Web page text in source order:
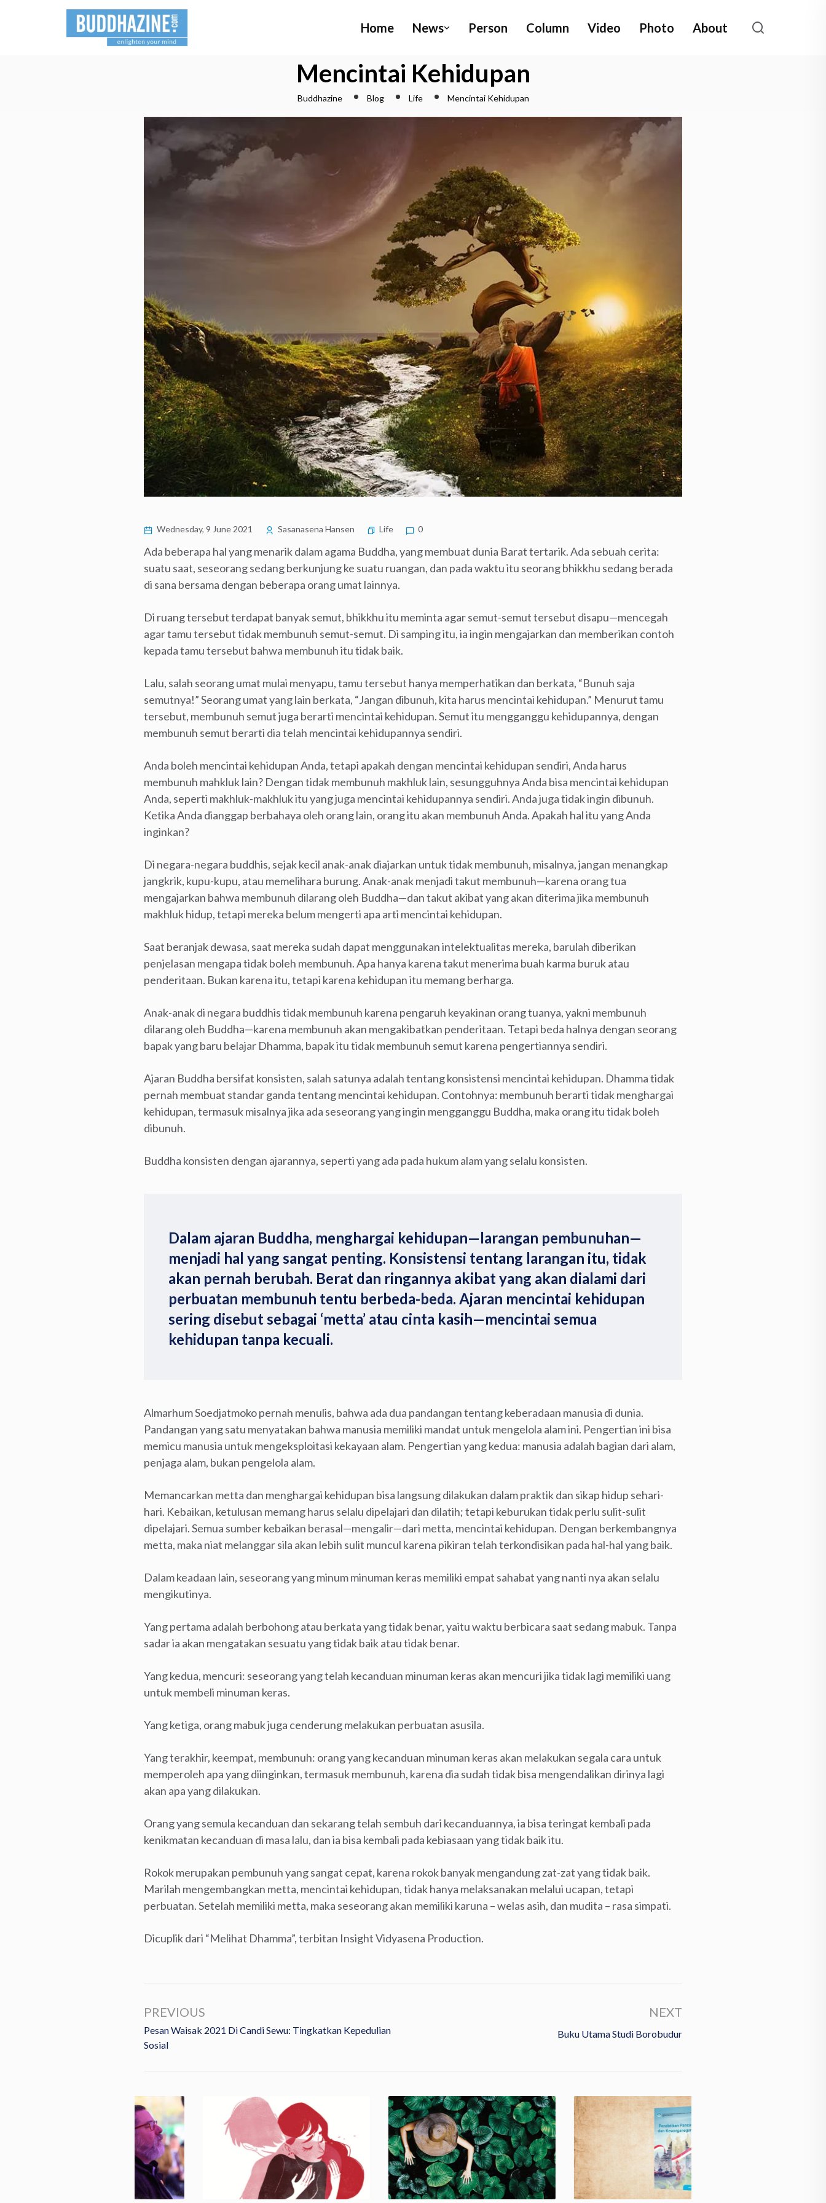
Home News Person Column Video Photo About
Mencintai Kehidupan
Buddhazine Blog Life Mencintai Kehidupan
Wednesday, 9 June 2021 Sasanasena Hansen Life 0
Ada beberapa hal yang menarik dalam agama Buddha, yang membuat dunia Barat tertarik. Ada sebuah cerita:
suatu saat, seseorang sedang berkunjung ke suatu ruangan, dan pada waktu itu seorang bhikkhu sedang berada
di sana bersama dengan beberapa orang umat lainnya.
Di ruang tersebut terdapat banyak semut, bhikkhu itu meminta agar semut-semut tersebut disapu—mencegah
agar tamu tersebut tidak membunuh semut-semut. Di samping itu, ia ingin mengajarkan dan memberikan contoh
kepada tamu tersebut bahwa membunuh itu tidak baik.
Lalu, salah seorang umat mulai menyapu, tamu tersebut hanya memperhatikan dan berkata, “Bunuh saja
semutnya!” Seorang umat yang lain berkata, “Jangan dibunuh, kita harus mencintai kehidupan.” Menurut tamu
tersebut, membunuh semut juga berarti mencintai kehidupan. Semut itu mengganggu kehidupannya, dengan
membunuh semut berarti dia telah mencintai kehidupannya sendiri.
Anda boleh mencintai kehidupan Anda, tetapi apakah dengan mencintai kehidupan sendiri, Anda harus
membunuh mahkluk lain? Dengan tidak membunuh makhluk lain, sesungguhnya Anda bisa mencintai kehidupan
Anda, seperti makhluk-makhluk itu yang juga mencintai kehidupannya sendiri. Anda juga tidak ingin dibunuh.
Ketika Anda dianggap berbahaya oleh orang lain, orang itu akan membunuh Anda. Apakah hal itu yang Anda
inginkan?
Di negara-negara buddhis, sejak kecil anak-anak diajarkan untuk tidak membunuh, misalnya, jangan menangkap
jangkrik, kupu-kupu, atau memelihara burung. Anak-anak menjadi takut membunuh—karena orang tua
mengajarkan bahwa membunuh dilarang oleh Buddha—dan takut akibat yang akan diterima jika membunuh
makhluk hidup, tetapi mereka belum mengerti apa arti mencintai kehidupan.
Saat beranjak dewasa, saat mereka sudah dapat menggunakan intelektualitas mereka, barulah diberikan
penjelasan mengapa tidak boleh membunuh. Apa hanya karena takut menerima buah karma buruk atau
penderitaan. Bukan karena itu, tetapi karena kehidupan itu memang berharga.
Anak-anak di negara buddhis tidak membunuh karena pengaruh keyakinan orang tuanya, yakni membunuh
dilarang oleh Buddha—karena membunuh akan mengakibatkan penderitaan. Tetapi beda halnya dengan seorang
bapak yang baru belajar Dhamma, bapak itu tidak membunuh semut karena pengertiannya sendiri.
Ajaran Buddha bersifat konsisten, salah satunya adalah tentang konsistensi mencintai kehidupan. Dhamma tidak
pernah membuat standar ganda tentang mencintai kehidupan. Contohnya: membunuh berarti tidak menghargai
kehidupan, termasuk misalnya jika ada seseorang yang ingin mengganggu Buddha, maka orang itu tidak boleh
dibunuh.
Buddha konsisten dengan ajarannya, seperti yang ada pada hukum alam yang selalu konsisten.
Dalam ajaran Buddha, menghargai kehidupan—larangan pembunuhan—
menjadi hal yang sangat penting. Konsistensi tentang larangan itu, tidak
akan pernah berubah. Berat dan ringannya akibat yang akan dialami dari
perbuatan membunuh tentu berbeda-beda. Ajaran mencintai kehidupan
sering disebut sebagai ‘metta’ atau cinta kasih—mencintai semua
kehidupan tanpa kecuali.
Almarhum Soedjatmoko pernah menulis, bahwa ada dua pandangan tentang keberadaan manusia di dunia.
Pandangan yang satu menyatakan bahwa manusia memiliki mandat untuk mengelola alam ini. Pengertian ini bisa
memicu manusia untuk mengeksploitasi kekayaan alam. Pengertian yang kedua: manusia adalah bagian dari alam,
penjaga alam, bukan pengelola alam.
Memancarkan metta dan menghargai kehidupan bisa langsung dilakukan dalam praktik dan sikap hidup sehari-
hari. Kebaikan, ketulusan memang harus selalu dipelajari dan dilatih; tetapi keburukan tidak perlu sulit-sulit
dipelajari. Semua sumber kebaikan berasal—mengalir—dari metta, mencintai kehidupan. Dengan berkembangnya
metta, maka niat melanggar sila akan lebih sulit muncul karena pikiran telah terkondisikan pada hal-hal yang baik.
Dalam keadaan lain, seseorang yang minum minuman keras memiliki empat sahabat yang nanti nya akan selalu
mengikutinya.
Yang pertama adalah berbohong atau berkata yang tidak benar, yaitu waktu berbicara saat sedang mabuk. Tanpa
sadar ia akan mengatakan sesuatu yang tidak baik atau tidak benar.
Yang kedua, mencuri: seseorang yang telah kecanduan minuman keras akan mencuri jika tidak lagi memiliki uang
untuk membeli minuman keras.
Yang ketiga, orang mabuk juga cenderung melakukan perbuatan asusila.
Yang terakhir, keempat, membunuh: orang yang kecanduan minuman keras akan melakukan segala cara untuk
memperoleh apa yang diinginkan, termasuk membunuh, karena dia sudah tidak bisa mengendalikan dirinya lagi
akan apa yang dilakukan.
Orang yang semula kecanduan dan sekarang telah sembuh dari kecanduannya, ia bisa teringat kembali pada
kenikmatan kecanduan di masa lalu, dan ia bisa kembali pada kebiasaan yang tidak baik itu.
Rokok merupakan pembunuh yang sangat cepat, karena rokok banyak mengandung zat-zat yang tidak baik.
Marilah mengembangkan metta, mencintai kehidupan, tidak hanya melaksanakan melalui ucapan, tetapi
perbuatan. Setelah memiliki metta, maka seseorang akan memiliki karuna – welas asih, dan mudita – rasa simpati.
Dicuplik dari “Melihat Dhamma”, terbitan Insight Vidyasena Production.
PREVIOUS
Pesan Waisak 2021 Di Candi Sewu: Tingkatkan Kepedulian
Sosial
NEXT
Buku Utama Studi Borobudur